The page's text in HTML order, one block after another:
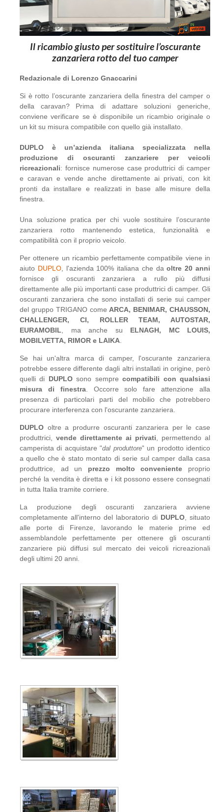
Il ricambio giusto per sostituire l’oscurante
zanzariera rotto del tuo camper
Redazionale di Lorenzo Gnaccarini
Si è rotto l’oscurante zanzariera della finestra del camper o
della caravan? Prima di adattare soluzioni generiche,
conviene verificare se è disponibile un ricambio originale o
un kit su misura compatibile con quello già installato.
DUPLO è un’azienda italiana specializzata nella
produzione di oscuranti zanzariere per veicoli
ricreazionali: fornisce numerose case produttrici di camper
e caravan e vende anche direttamente ai privati, con kit
pronti da installare e realizzati in base alle misure della
finestra.
Una soluzione pratica per chi vuole sostituire l’oscurante
zanzariera rotto mantenendo estetica, funzionalità e
compatibilità con il proprio veicolo.
Per ottenere un ricambio perfettamente compatibile viene in
aiuto DUPLO, l'azienda 100% italiana che daoltre 20 anni
fornisce gli oscuranti zanzariera a rullo più diffusi
direttamente alle più importanti case produttrici di camper. Gli
oscuranti zanzariera che sono installati di serie sui camper
del gruppo TRIGANO come ARCA, BENIMAR, CHAUSSON,
CHALLENGER, CI, ROLLER TEAM, AUTOSTAR,
EURAMOBIL , ma anche su ELNAGH, MC LOUIS,
MOBILVETTA, RIMOR e LAIKA
Se hai un'altra marca di camper, l'oscurante zanzariera
potrebbe essere differente dagli altri installati in origine, però
quelli di DUPLOsono semprecompatibili con qualsiasi
misura di finestra. Occorre solo fare attenzione alla
presenza di particolari parti del mobilio che potrebbero
procurare interferenza con l'oscurante zanzariera.
DUPLO oltre a produrre oscuranti zanzariera per le case
produttrici, vende direttamente ai privati , permettendo al
camperista di acquistare "dal produttore" un prodotto identico
a quello che è stato montato di serie sul camper dalla casa
produttrice, ad un prezzo molto conveniente proprio
perché la vendita è diretta e i kit possono essere consegnati
in tutta Italia tramite corriere.
La produzione degli oscuranti zanzariera avviene
completamente all'interno del laboratorio di DUPLO , situato
alle porte di Firenze, lavorando le materie prime ed
assemblandole perfettamente per ottenere gli oscuranti
zanzariere più diffusi sul mercato dei veicoli ricreazionali
degli ultimi 20 anni.